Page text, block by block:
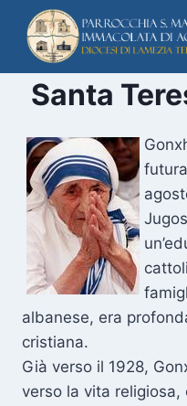
Santa
albanese, era
cristiana.
Già verso il 1928,
verso la vita